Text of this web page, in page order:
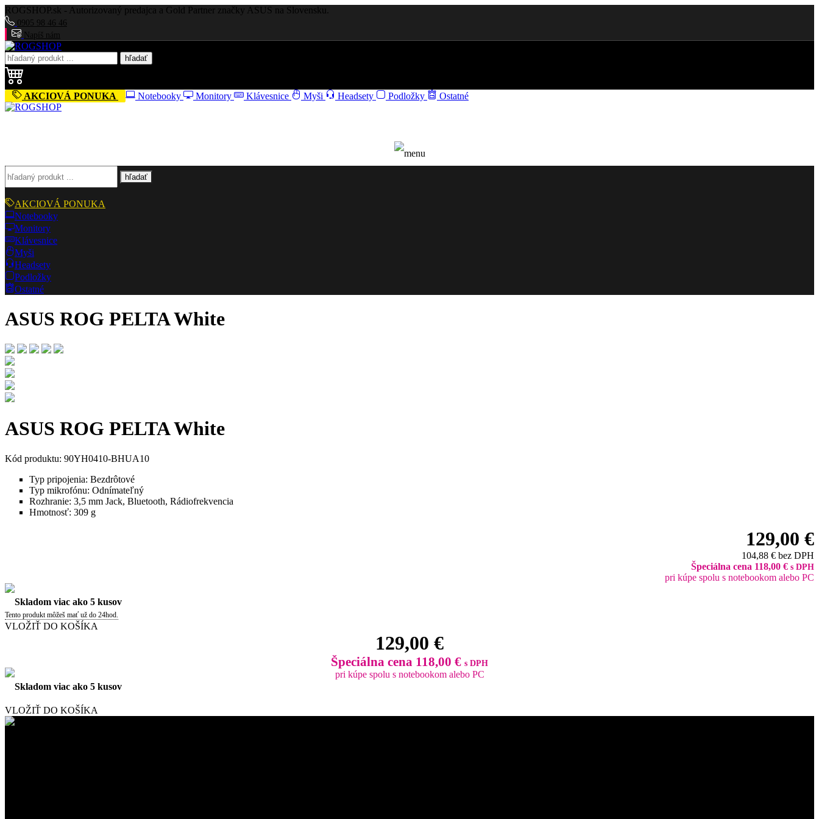
ROGSHOP.sk - Autorizovaný predajca a Gold Partner značky ASUS na Slovensku.
0905 98 46 46
Napíš nám
hľadať
AKCIOVÁ PONUKA Notebooky Monitory Klávesnice Myši Headsety Podložky Ostatné
hľadať
AKCIOVÁ PONUKA
Notebooky
Monitory
Klávesnice
Myši
Headsety
Podložky
Ostatné
ASUS ROG PELTA White
ASUS ROG PELTA White
Kód produktu: 90YH0410-BHUA10
Typ pripojenia: Bezdrôtové
Typ mikrofónu: Odnímateľný
Rozhranie: 3,5 mm Jack, Bluetooth, Rádiofrekvencia
Hmotnosť: 309 g
129,00 €
104,88 € bez DPH
Špeciálna cena 118,00 € s DPH
pri kúpe spolu s notebookom alebo PC
Skladom viac ako 5 kusov
Tento produkt môžeš mať už do 24hod.
VLOŽIŤ DO KOŠÍKA
129,00 €
Špeciálna cena 118,00 € s DPH
pri kúpe spolu s notebookom alebo PC
Skladom viac ako 5 kusov
VLOŽIŤ DO KOŠÍKA